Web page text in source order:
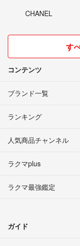
CHANEL
す
コンテンツ
ブランド一覧
ランキング
人気商品チャンネル
ラクマplus
ラクマ最強鑑定
ガイド